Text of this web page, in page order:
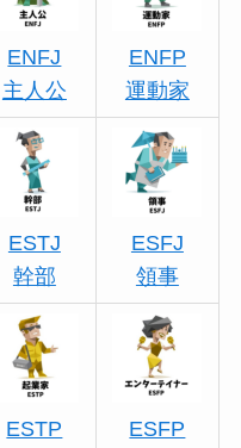
ENFJ
主人公
ENFP
運動家
ESTJ
幹部
ESFJ
領事
ESTP
ESFP